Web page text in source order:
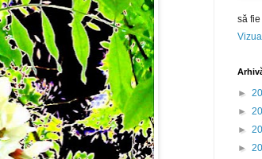
să
►
►
►
►